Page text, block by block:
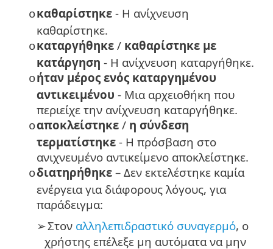
oκαθαρίστηκε - Η ανίχνευση
καθαρίστηκε.
oκαταργήθηκε / καθαρίστηκε με
κατάργηση - Η ανίχνευση καταργήθηκε.
oήταν μέρος ενός καταργημένου
αντικειμένου - Μια αρχειοθήκη που
περιείχε την ανίχνευση καταργήθηκε.
oαποκλείστηκε / η σύνδεση
τερματίστηκε - Η πρόσβαση στο
ανιχνευμένο αντικείμενο αποκλείστηκε.
oδιατηρήθηκε – Δεν εκτελέστηκε καμία
ενέργεια για διάφορους λόγους, για
παράδειγμα:
➢Στον αλληλεπιδραστικό συναγερμό, ο
χρήστης επέλεξε μη αυτόματα να μην